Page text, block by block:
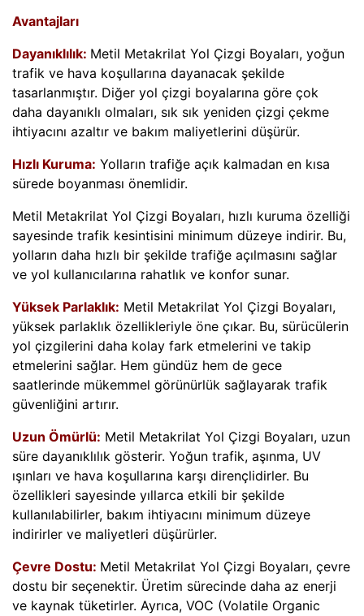
Avantajları
Dayanıklılık: Metil Metakrilat Yol Çizgi Boyaları, yoğun
trafik ve hava koşullarına dayanacak şekilde
tasarlanmıştır. Diğer yol çizgi boyalarına göre çok
daha dayanıklı olmaları, sık sık yeniden çizgi çekme
ihtiyacını azaltır ve bakım maliyetlerini düşürür.
Hızlı Kuruma: Yolların trafiğe açık kalmadan en kısa
sürede boyanması önemlidir.
Metil Metakrilat Yol Çizgi Boyaları, hızlı kuruma özelliği
sayesinde trafik kesintisini minimum düzeye indirir. Bu,
yolların daha hızlı bir şekilde trafiğe açılmasını sağlar
ve yol kullanıcılarına rahatlık ve konfor sunar.
Yüksek Parlaklık: Metil Metakrilat Yol Çizgi Boyaları,
yüksek parlaklık özellikleriyle öne çıkar. Bu, sürücülerin
yol çizgilerini daha kolay fark etmelerini ve takip
etmelerini sağlar. Hem gündüz hem de gece
saatlerinde mükemmel görünürlük sağlayarak trafik
güvenliğini artırır.
Uzun Ömürlü: Metil Metakrilat Yol Çizgi Boyaları, uzun
süre dayanıklılık gösterir. Yoğun trafik, aşınma, UV
ışınları ve hava koşullarına karşı dirençlidirler. Bu
özellikleri sayesinde yıllarca etkili bir şekilde
kullanılabilirler, bakım ihtiyacını minimum düzeye
indirirler ve maliyetleri düşürürler.
Çevre Dostu: Metil Metakrilat Yol Çizgi Boyaları, çevre
dostu bir seçenektir. Üretim sürecinde daha az enerji
ve kaynak tüketirler. Ayrıca, VOC (Volatile Organic